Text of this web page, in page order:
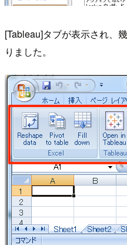
[Tableau]タブが表示され、
りました。